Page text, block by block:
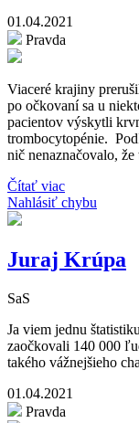
01.04.2021
Pravda
Viaceré krajiny
po očkovaní sa u
pacientov výskytli
trombocytopénie.
nič nenaznačovalo,
Čítať viac
Nahlásiť chybu
Juraj Krúpa
SaS
Ja viem jednu
zaočkovali 140 000
takého vážnejšieho
01.04.2021
Pravda